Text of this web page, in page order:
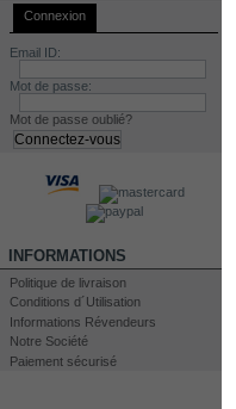
Connexion
Email ID:
Mot de passe:
Mot de passe oublié?
INFORMATIONS
Politique de livraison
Conditions d´Utilisation
Informations Révendeurs
Notre Société
Paiement sécurisé